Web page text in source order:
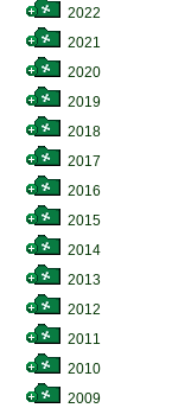
2022
2021
2020
2019
2018
2017
2016
2015
2014
2013
2012
2011
2010
2009